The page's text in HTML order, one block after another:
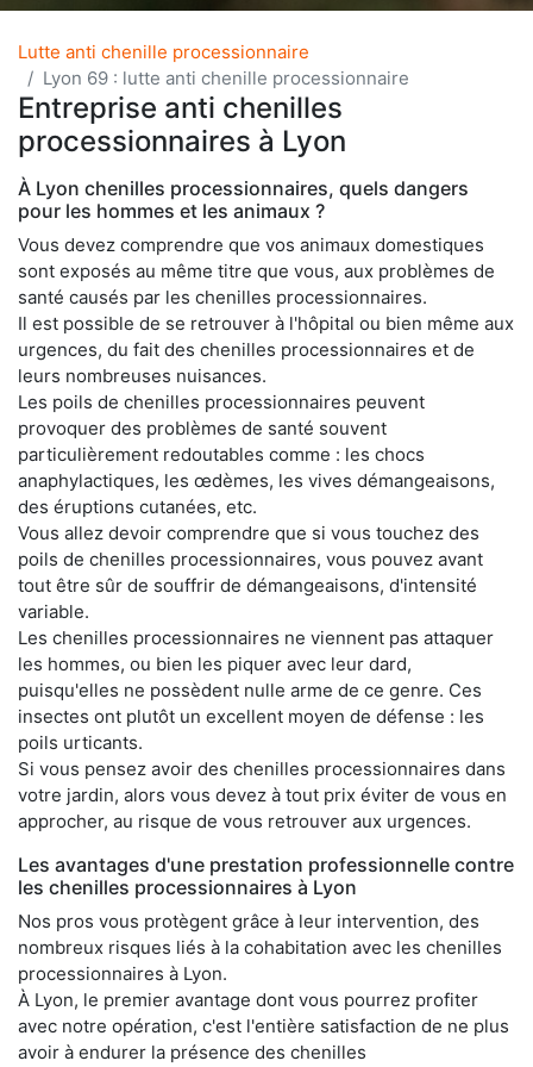
Lutte anti chenille processionnaire
Lyon 69 : lutte anti chenille processionnaire
Entreprise anti chenilles
processionnaires à Lyon
À Lyon chenilles processionnaires, quels dangers
pour les hommes et les animaux ?
Vous devez comprendre que vos animaux domestiques
sont exposés au même titre que vous, aux problèmes de
santé causés par les chenilles processionnaires.
Il est possible de se retrouver à l'hôpital ou bien même aux
urgences, du fait des chenilles processionnaires et de
leurs nombreuses nuisances.
Les poils de chenilles processionnaires peuvent
provoquer des problèmes de santé souvent
particulièrement redoutables comme : les chocs
anaphylactiques, les œdèmes, les vives démangeaisons,
des éruptions cutanées, etc.
Vous allez devoir comprendre que si vous touchez des
poils de chenilles processionnaires, vous pouvez avant
tout être sûr de souffrir de démangeaisons, d'intensité
variable.
Les chenilles processionnaires ne viennent pas attaquer
les hommes, ou bien les piquer avec leur dard,
puisqu'elles ne possèdent nulle arme de ce genre. Ces
insectes ont plutôt un excellent moyen de défense : les
poils urticants.
Si vous pensez avoir des chenilles processionnaires dans
votre jardin, alors vous devez à tout prix éviter de vous en
approcher, au risque de vous retrouver aux urgences.
Les avantages d'une prestation professionnelle contre
les chenilles processionnaires à Lyon
Nos pros vous protègent grâce à leur intervention, des
nombreux risques liés à la cohabitation avec les chenilles
processionnaires à Lyon.
À Lyon, le premier avantage dont vous pourrez profiter
avec notre opération, c'est l'entière satisfaction de ne plus
avoir à endurer la présence des chenilles